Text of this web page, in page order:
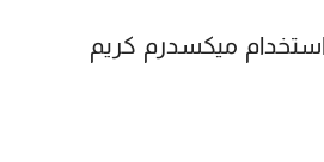
ميكسدرم كريم